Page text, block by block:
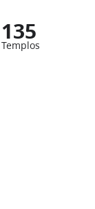
135
Templos